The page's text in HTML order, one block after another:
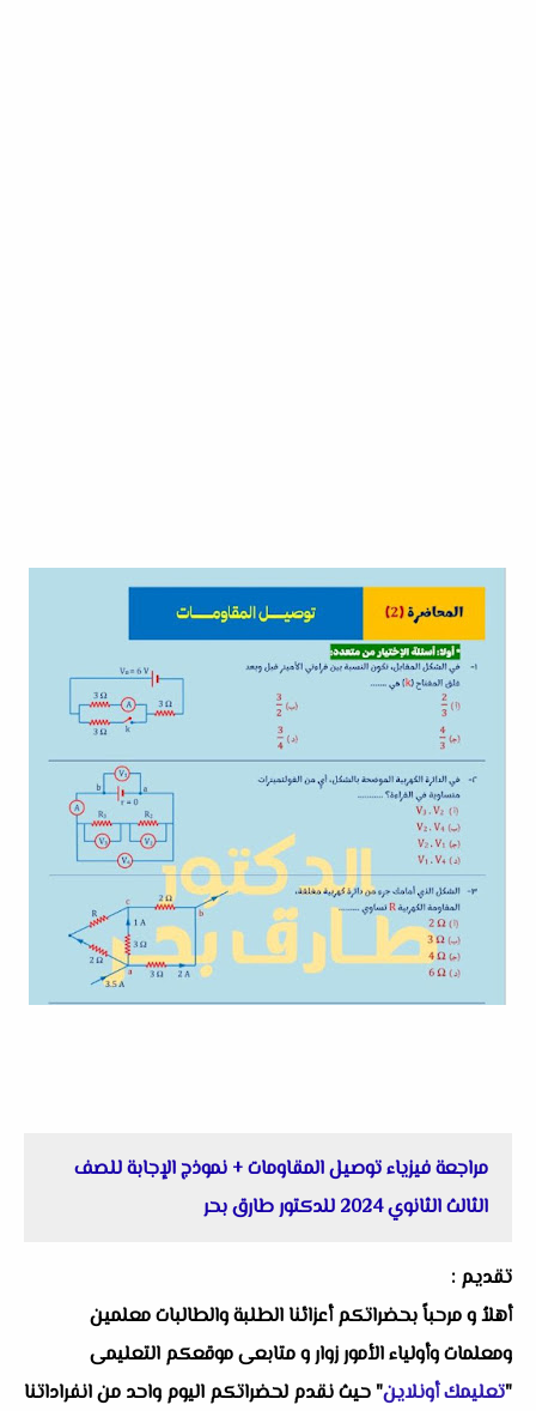
مراجعة فيزياء توصيل المقاومات + نموذج الإجابة للصف
الثالث الثانوي 2024 للدكتور طارق بحر
تقديم :
أهلاُ و مرحباً بحضراتكم أعزائنا الطلبة والطالبات معلمين
ومعلمات وأولياء الأمور زوار و متابعى موقعكم التعليمى
"تعليمك أونلاين" حيث نقدم لحضراتكم اليوم واحد من انفراداتنا